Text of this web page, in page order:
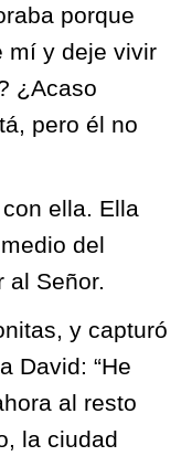
porque
mí y deje vivir
¿Acaso
pero él no
ella. Ella
del
al Señor.
y capturó
David: “He
al resto
la ciudad